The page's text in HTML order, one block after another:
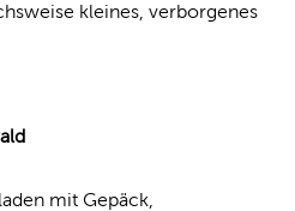
kleines, verborgenes
mit Gepäck,